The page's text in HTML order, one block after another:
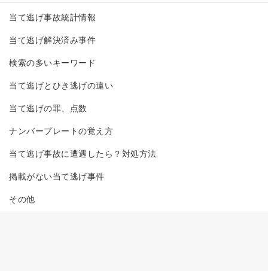
当て逃げ事故統計情報
当て逃げ解決済み事件
検索の多いキーワード
当て逃げとひき逃げの違い
当て逃げの罪、点数
ナンバープレートの覚え方
当て逃げ事故に遭遇したら？対処方法
掲載がない当て逃げ事件
その他